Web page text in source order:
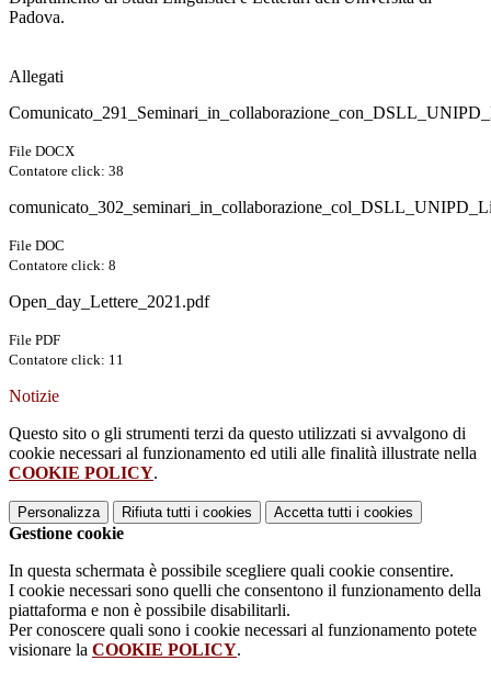
Padova.
Allegati
File DOCX
Contatore click: 38
File DOC
Contatore click: 8
Open_day_Lettere_2021.pdf
File PDF
Contatore click: 11
Notizie
Questo sito o gli strumenti terzi da questo utilizzati si avvalgono di
cookie necessari al funzionamento ed utili alle finalità illustrate nella
COOKIE POLICY.
Personalizza Rifiuta tutti i cookies Accetta tutti i cookies
Gestione cookie
In questa schermata è possibile scegliere quali cookie consentire.
I cookie necessari sono quelli che consentono il funzionamento della
piattaforma e non è possibile disabilitarli.
Per conoscere quali sono i cookie necessari al funzionamento potete
visionare la COOKIE POLICY.